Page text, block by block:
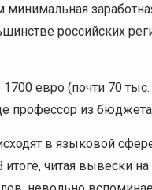
российских
евро (почти 70
профессор из
в языковой
читая вывески